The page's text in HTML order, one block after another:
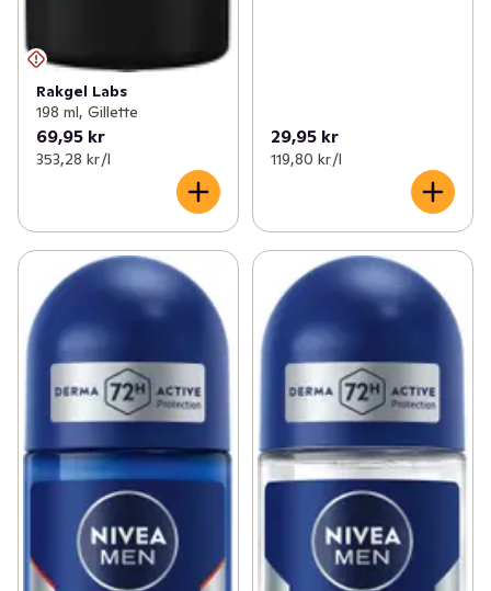
Rakgel Labs
198 ml, Gillette
69,95 kr
353,28 kr /l
29,95 kr
119,80 kr /l